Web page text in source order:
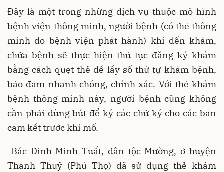
Đây là một trong những dịch vụ thuộc mô hình
bệnh viện thông minh, người bệnh (có thẻ thông
minh do bệnh viện phát hành) khi đến khám,
chữa bệnh sẽ thực hiện thủ tục đăng ký khám
bằng cách quẹt thẻ để lấy số thứ tự khám bệnh,
bảo đảm nhanh chóng, chính xác. Với thẻ khám
bệnh thông minh này, người bệnh cũng không
cần phải dùng bút để ký các chữ ký cho các bản
cam kết trước khi mổ.
Bác Đinh Minh Tuất, dân tộc Mường, ở huyện
Thanh Thuỷ (Phú Thọ) đã sử dụng thẻ khám